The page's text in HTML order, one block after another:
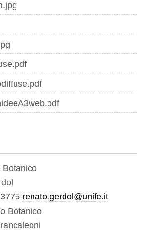
Botanico
renato.gerdol@unife.it
Botanico